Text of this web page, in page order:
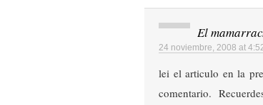
El
24 noviembre, 2008 at
lei el articulo en la
comentario.